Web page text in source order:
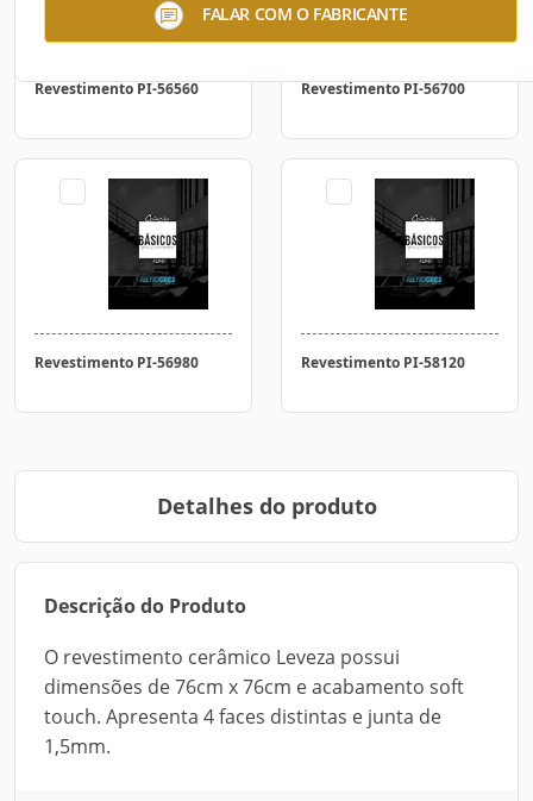
FALAR COM O FABRICANTE
Revestimento PI-56560 Revestimento PI-56700
Revestimento PI-56980 Revestimento PI-58120
Detalhes do produto
Descrição do Produto
O revestimento cerâmico Leveza possui
dimensões de 76cm x 76cm e acabamento soft
touch. Apresenta 4 faces distintas e junta de
1,5mm.